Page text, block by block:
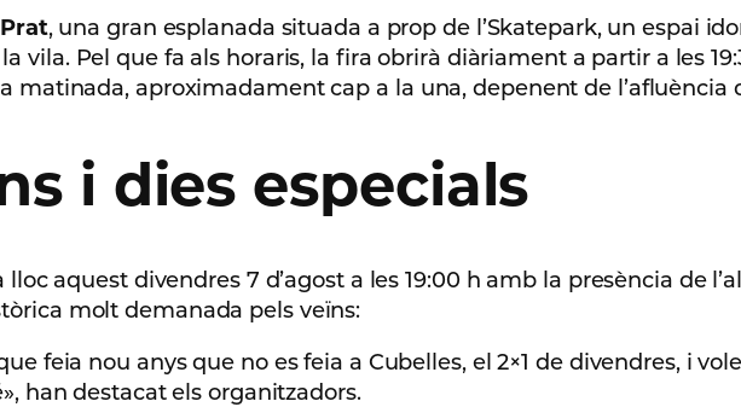
, una gran esplanada situada a prop de l’Skatepark, un espai
vila. Pel que fa als horaris, la fira obrirà diàriament a partir a les
matinada, aproximadament cap a la una, depenent de l’afluència
i dies especials
aquest divendres 7 d’agost a les 19:00 h amb la presència de
molt demanada pels veïns:
feia nou anys que no es feia a Cubelles, el 2×1 de divendres, i
han destacat els organitzadors.